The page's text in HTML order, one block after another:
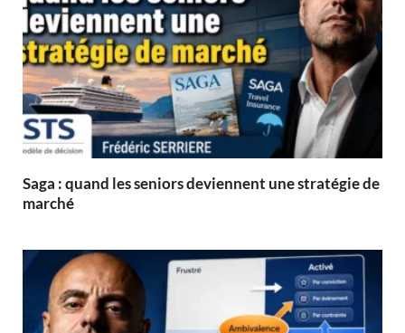
Saga : quand les seniors deviennent une stratégie de
marché